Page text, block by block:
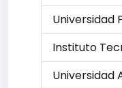
Universidad
Instituto
Universidad